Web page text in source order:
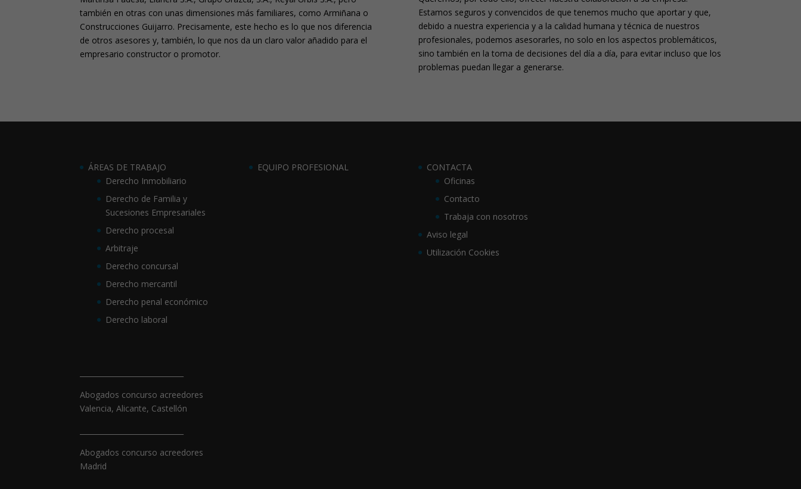
también en otras con unas dimensiones más familiares, como Armiñana o
Construcciones Guijarro. Precisamente, este hecho es lo que nos diferencia
de otros asesores y, también, lo que nos da un claro valor añadido para el
empresario constructor o promotor.
Estamos seguros y convencidos de que tenemos mucho que aportar y que,
debido a nuestra experiencia y a la calidad humana y técnica de nuestros
profesionales, podemos asesorarles, no solo en los aspectos problemáticos,
sino también en la toma de decisiones del día a día, para evitar incluso que los
problemas puedan llegar a generarse.
ÁREAS DE TRABAJO
Derecho Inmobiliario
Derecho de Familia y
Sucesiones Empresariales
Derecho procesal
Arbitraje
Derecho concursal
Derecho mercantil
Derecho penal económico
Derecho laboral
Abogados concurso acreedores
Valencia, Alicante, Castellón
Abogados concurso acreedores
Madrid
EQUIPO PROFESIONAL
CONTACTA
Oficinas
Contacto
Trabaja con nosotros
Aviso legal
Utilización Cookies